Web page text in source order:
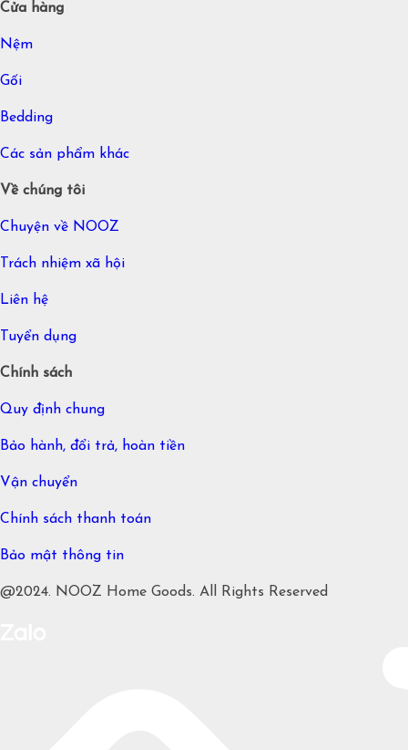
Cửa hàng
Nệm
Gối
Bedding
Các sản phẩm khác
Về chúng tôi
Chuyện về NOOZ
Trách nhiệm xã hội
Liên hệ
Tuyển dụng
Chính sách
Quy định chung
Bảo hành, đổi trả, hoàn tiền
Vận chuyển
Chính sách thanh toán
Bảo mật thông tin
@2024. NOOZ Home Goods. All Rights Reserved